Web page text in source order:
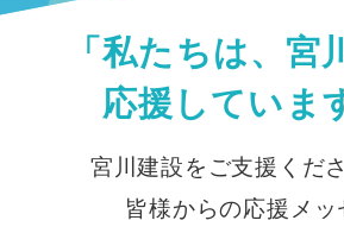
「私たちは、宮
応援していま
宮川建設をご支援くだ
皆様からの応援メッ